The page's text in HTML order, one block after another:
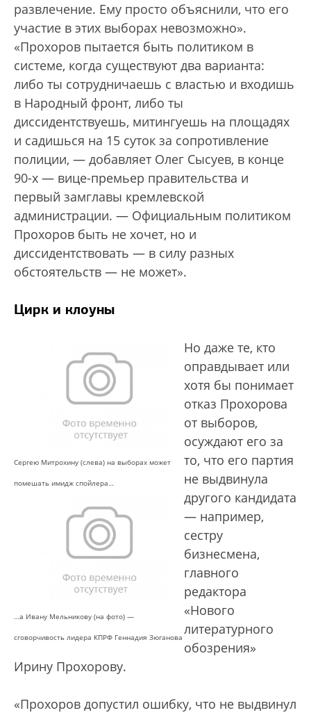
развлечение. Ему просто объяснили, что его
участие в этих выборах невозможно».
«Прохоров пытается быть политиком в
системе, когда существуют два варианта:
либо ты сотрудничаешь с властью и входишь
в Народный фронт, либо ты
диссидентствуешь, митингуешь на площадях
и садишься на 15 суток за сопротивление
полиции, — добавляет Олег Сысуев, в конце
90-х — вице-премьер правительства и
первый замглавы кремлевской
администрации. — Официальным политиком
Прохоров быть не хочет, но и
диссидентствовать — в силу разных
обстоятельств — не может».
Цирк и клоуны
Сергею Митрохину (слева) на выборах может
помешать имидж спойлера…
…а Ивану Мельникову (на фото) —
сговорчивость лидера КПРФ Геннадия Зюганова
Но даже те, кто
оправдывает или
хотя бы понимает
отказ Прохорова
от выборов,
осуждают его за
то, что его партия
не выдвинула
другого кандидата
— например,
сестру
бизнесмена,
главного
редактора
«Нового
литературного
обозрения»
Ирину Прохорову.
«Прохоров допустил ошибку, что не выдвинул